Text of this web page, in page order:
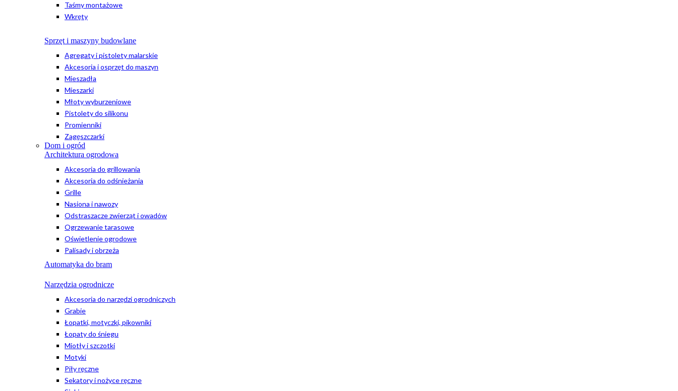
Taśmy montażowe
Wkręty
Sprzęt i maszyny budowlane
Agregaty i pistolety malarskie
Akcesoria i osprzęt do maszyn
Mieszadła
Mieszarki
Młoty wyburzeniowe
Pistolety do silikonu
Promienniki
Zagęszczarki
Dom i ogród
Architektura ogrodowa
Akcesoria do grillowania
Akcesoria do odśnieżania
Grille
Nasiona i nawozy
Odstraszacze zwierząt i owadów
Ogrzewanie tarasowe
Oświetlenie ogrodowe
Palisady i obrzeża
Automatyka do bram
Narzędzia ogrodnicze
Akcesoria do narzędzi ogrodniczych
Grabie
Łopatki, motyczki, pikowniki
Łopaty do śniegu
Miotły i szczotki
Motyki
Piły ręczne
Sekatory i nożyce ręczne